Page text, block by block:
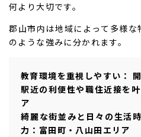
何より大切です。
郡山市内は地域によって多様
のような強みに分かれます。
教育環境を重視しやすい：
駅近の利便性や職住近接を
ア
綺麗な街並みと日々の生活
力：富田町・八山田エリア